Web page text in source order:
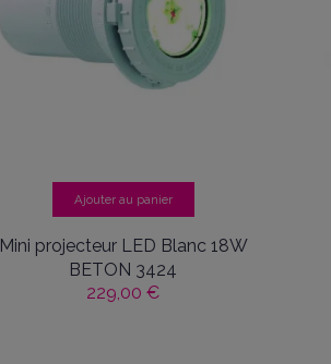
Ajouter au panier
Mini projecteur LED Blanc 18W
BETON 3424
229,00 €